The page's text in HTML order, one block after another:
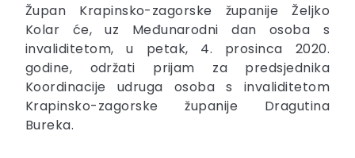
Župan Krapinsko-zagorske županije Željko
Kolar će, uz Međunarodni dan osoba s
invaliditetom, u petak, 4. prosinca 2020.
godine, održati prijam za predsjednika
Koordinacije udruga osoba s invaliditetom
Krapinsko-zagorske županije Dragutina
Bureka.